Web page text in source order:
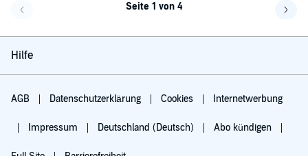
Seite 1 von 4
Hilfe
AGB Datenschutzerklärung Cookies Internetwerbung
Impressum Deutschland (Deutsch) Abo kündigen